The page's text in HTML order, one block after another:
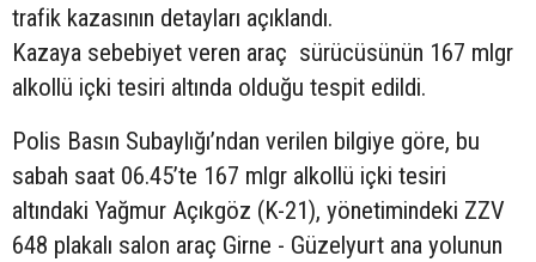
trafik kazasının detayları açıklandı.
Kazaya sebebiyet veren araç sürücüsünün 167 mlgr
alkollü içki tesiri altında olduğu tespit edildi.
Polis Basın Subaylığı’ndan verilen bilgiye göre, bu
sabah saat 06.45’te 167 mlgr alkollü içki tesiri
altındaki Yağmur Açıkgöz (K-21), yönetimindeki ZZV
648 plakalı salon araç Girne - Güzelyurt ana yolunun